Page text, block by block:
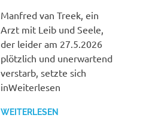
Manfred van Treek, ein
Arzt mit Leib und Seele,
der leider am 27.5.2026
plötzlich und unerwartend
verstarb, setzte sich
inWeiterlesen
WEITERLESEN